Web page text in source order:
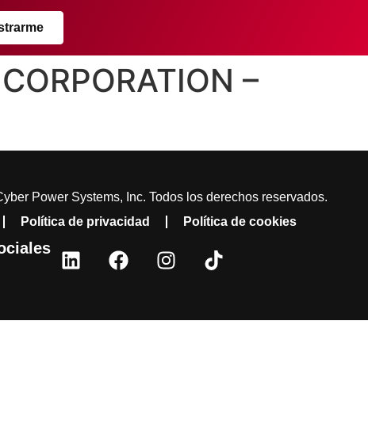
–
Power Systems, Inc. Todos los derechos reservados.
Política de privacidad Política de cookies